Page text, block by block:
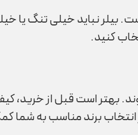
نباید خیلی تنگ یا
کنید.
است قبل از خرید،
برند مناسب به شما